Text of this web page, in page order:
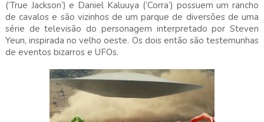
(‘True Jackson’) e Daniel Kaluuya (‘Corra’) possuem um rancho
de cavalos e são vizinhos de um parque de diversões de uma
série de televisão do personagem interpretado por Steven
Yeun, inspirada no velho oeste. Os dois então são testemunhas
de eventos bizarros e UFOs.